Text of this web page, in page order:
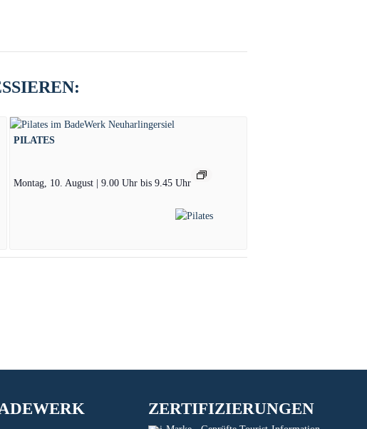
PILATES
Montag, 10. August | 9.00 Uhr bis 9.45 Uhr
ZERTIFIZIERUNGEN